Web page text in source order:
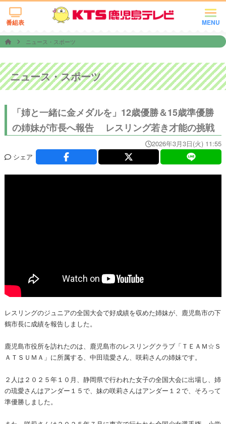
MENU
番組表
ニュース・スポーツ
ニュース・スポーツ
「姉と一緒に金メダルを」12歳優勝＆15歳準優勝
の姉妹が市長へ報告 レスリング若き才能の挑戦
2026年3月3日(火) 11:55
シェア
レスリングのジュニアの全国大会で好成績を収めた姉妹が、鹿児島市の下
鶴市長に成績を報告しました。
鹿児島市役所を訪れたのは、鹿児島市のレスリングクラブ「ＴＥＡＭ☆Ｓ
ＡＴＳＵＭＡ」に所属する、中田琉愛さん、咲莉さんの姉妹です。
２人は２０２５年１０月、静岡県で行われた女子の全国大会に出場し、姉
の琉愛さんはアンダー１５で、妹の咲莉さんはアンダー１２で、そろって
準優勝しました。